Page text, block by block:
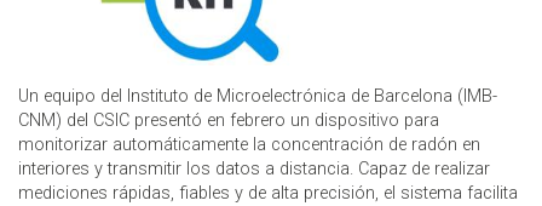
Un equipo del Instituto de Microelectrónica de Barcelona (IMB-
CNM) del CSIC presentó en febrero un dispositivo para
monitorizar automáticamente la concentración de radón en
interiores y transmitir los datos a distancia. Capaz de realizar
mediciones rápidas, fiables y de alta precisión, el sistema facilita